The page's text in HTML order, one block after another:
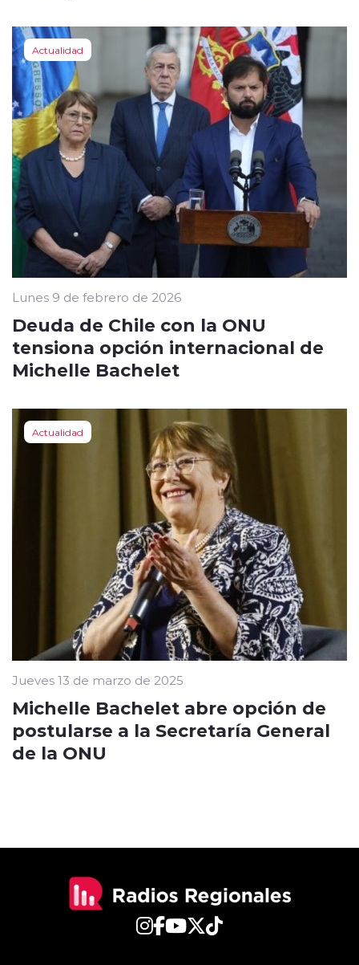
Actualidad
Lunes 9 de febrero de 2026
Deuda de Chile con la ONU
tensiona opción internacional de
Michelle Bachelet
Actualidad
Jueves 13 de marzo de 2025
Michelle Bachelet abre opción de
postularse a la Secretaría General
de la ONU